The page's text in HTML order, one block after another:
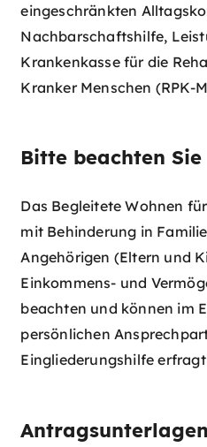
eingeschränkten
Nachbarschaftshilfe,
Krankenkasse für die
Kranker Menschen (RPK-
Bitte beachten Sie
Das Begleitete Wohnen
mit Behinderung in
Angehörigen (Eltern und
Einkommens- und
beachten und können im
persönlichen
Eingliederungshilfe
Antragsunterlagen